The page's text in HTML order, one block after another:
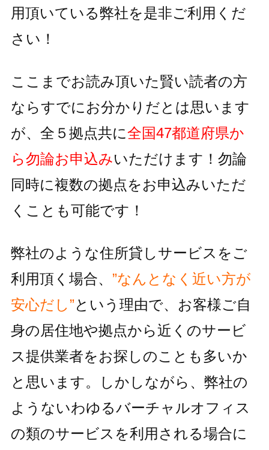
用頂いている弊社を是非ご利用くだ
さい！
ここまでお読み頂いた賢い読者の方
ならすでにお分かりだとは思います
が、全５拠点共に全国47都道府県か
ら勿論お申込みいただけます！ 勿論
同時に複数の拠点をお申込みいただ
くことも可能です！
弊社のような住所貸しサービスをご
利用頂く場合、 ”なんとなく近い方が
安心だし”という理由で、お客様ご自
身の居住地や拠点から近くのサービ
ス提供業者をお探しのことも多いか
と思います。しかしながら、 弊社の
ようないわゆるバーチャルオフィス
の類のサービスを利用される場合に